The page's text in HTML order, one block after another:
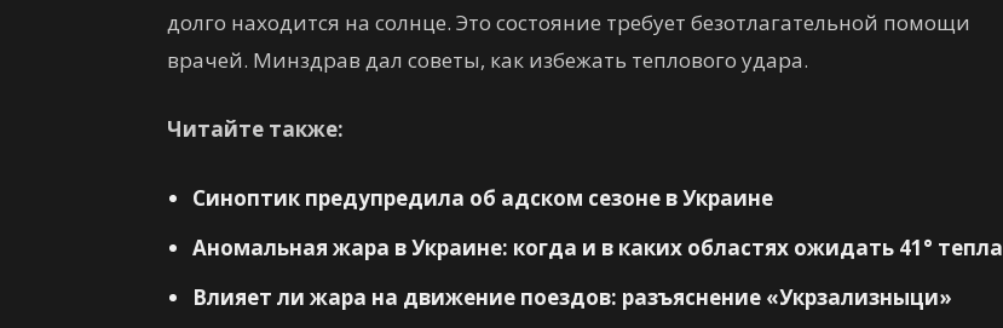
долго находится на солнце. Это состояние требует безотлагательной помощи
врачей. Минздрав дал советы, как избежать теплового удара.
Читайте также:
Синоптик предупредила об адском сезоне в Украине
Аномальная жара в Украине: когда и в каких областях ожидать 41° тепла
Влияет ли жара на движение поездов: разъяснение «Укрзализныци»